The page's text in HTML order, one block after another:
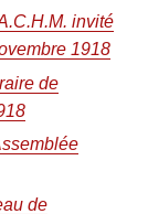
invité
1918
de
de